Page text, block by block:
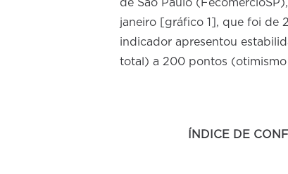
de São Paulo
janeiro [gráfico 1], que foi de
indicador apresentou
total) a 200 pontos
ÍNDICE DE